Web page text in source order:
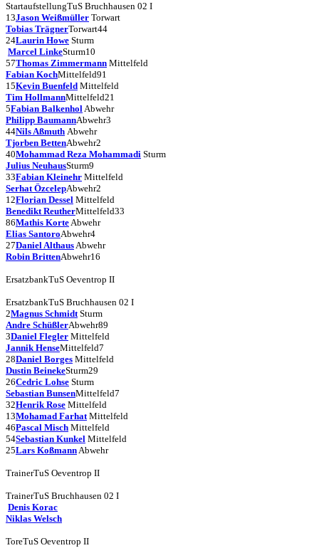
StartaufstellungTuS Bruchhausen 02 I
13Jason Weißmüller Torwart
Tobias TrägnerTorwart44
24Laurin Howe Sturm
Marcel LinkeSturm10
57Thomas Zimmermann Mittelfeld
Fabian KochMittelfeld91
15Kevin Buenfeld Mittelfeld
Tim HollmannMittelfeld21
5Fabian BalkenholAbwehr
Philipp BaumannAbwehr3
44Nils Aßmuth Abwehr
Tjorben BettenAbwehr2
40Mohammad Reza Mohammadi Sturm
Julius NeuhausSturm9
33Fabian Kleinehr Mittelfeld
Serhat ÖzcelepAbwehr2
12Florian Dessel Mittelfeld
Benedikt ReutherMittelfeld33
86Mathis KorteAbwehr
Elias SantoroAbwehr4
27Daniel AlthausAbwehr
Robin BrittenAbwehr16
ErsatzbankTuS Oeventrop II
ErsatzbankTuS Bruchhausen 02 I
2Magnus Schmidt Sturm
Andre SchüßlerAbwehr89
3Daniel Flegler Mittelfeld
Jannik HenseMittelfeld7
28Daniel Borges Mittelfeld
Dustin BeinekeSturm29
26Cedric Lohse Sturm
Sebastian BunsenMittelfeld7
32Henrik Rose Mittelfeld
13Mohamad Farhat Mittelfeld
46Pascal Misch Mittelfeld
54Sebastian Kunkel Mittelfeld
25Lars KoßmannAbwehr
TrainerTuS Oeventrop II
TrainerTuS Bruchhausen 02 I
Denis Korac
Niklas Welsch
ToreTuS Oeventrop II